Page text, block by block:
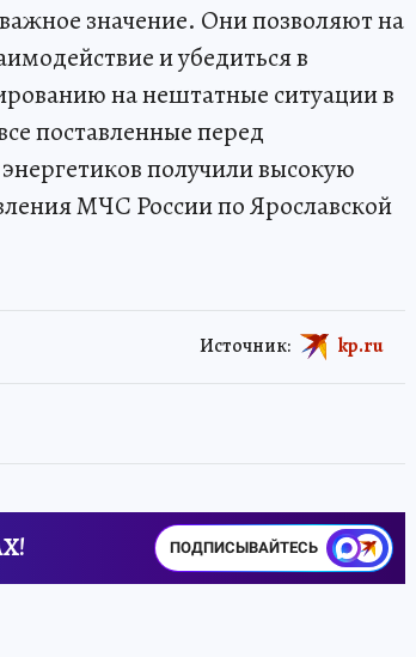
значение. Они позволяют на
и убедиться в
на нештатные ситуации в
поставленные перед
получили высокую
МЧС России по Ярославской
Источник: kp.ru
ПОДПИСЫВАЙТЕСЬ